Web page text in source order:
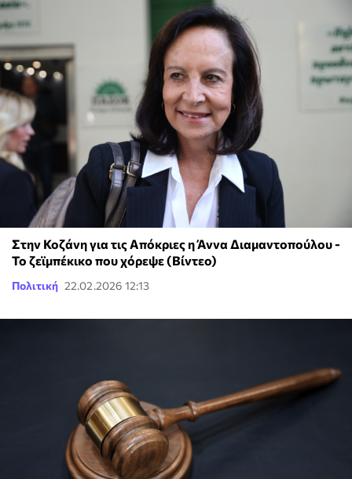
Στην Κοζάνη για τις Απόκριες η Άννα Διαμαντοπούλου -
Το ζεϊμπέκικο που χόρεψε (Βίντεο)
Πολιτική 22.02.2026 12:13